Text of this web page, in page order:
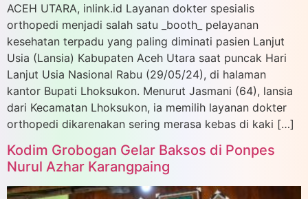
ACEH UTARA, inlink.id Layanan dokter spesialis
orthopedi menjadi salah satu _booth_ pelayanan
kesehatan terpadu yang paling diminati pasien Lanjut
Usia (Lansia) Kabupaten Aceh Utara saat puncak Hari
Lanjut Usia Nasional Rabu (29/05/24), di halaman
kantor Bupati Lhoksukon. Menurut Jasmani (64), lansia
dari Kecamatan Lhoksukon, ia memilih layanan dokter
orthopedi dikarenakan sering merasa kebas di kaki […]
Kodim Grobogan Gelar Baksos di Ponpes
Nurul Azhar Karangpaing